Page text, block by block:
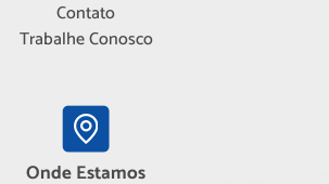
Contato
Trabalhe Conosco
Onde Estamos